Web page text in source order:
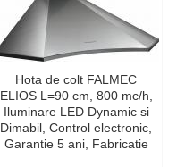
Hota de colt FALMEC
ELIOS L=90 cm, 800 mc/h,
Iluminare LED Dynamic si
Dimabil, Control electronic,
Garantie 5 ani, Fabricatie